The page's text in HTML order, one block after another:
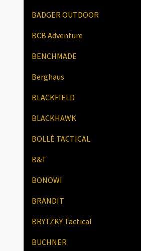
BADGER OUTDOOR
BCB Adventure
BENCHMADE
Berghaus
BLACKFIELD
BLACKHAWK
BOLLÈ TACTICAL
B&T
BONOWI
BRANDIT
BRYTZKY Tactical
BUCHNER